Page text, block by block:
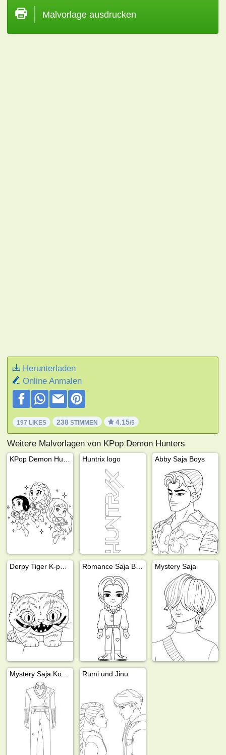
Malvorlage ausdrucken
Herunterladen
Online Anmalen
197 LIKES 238 STIMMEN 4.15/5
Weitere Malvorlagen von KPop Demon Hunters
Huntrix logo Abby Saja Boys
Mystery Saja
Rumi und Jinu